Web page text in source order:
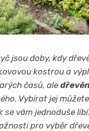
jsou doby, kdy
kostrou a
časů, ale
Vybírat jej můžete
se vám jednoduše
pro výběr